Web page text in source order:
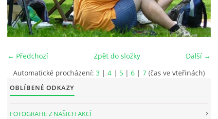
INTERNÍ SEKCE
← Předchozí Další →
Zpět do složky
Automatické procházení: 3 | 4 | 5 | 6 | 7 (čas ve vteřinách)
OBLÍBENÉ ODKAZY
FOTOGRAFIE Z NAŠICH AKCÍ